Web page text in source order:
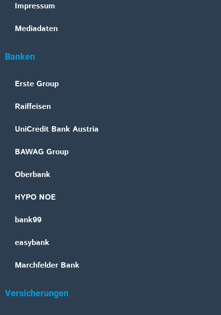
Impressum
Mediadaten
Banken
Erste Group
Raiffeisen
UniCredit Bank Austria
BAWAG Group
Oberbank
HYPO NOE
bank99
easybank
Marchfelder Bank
Versicherungen